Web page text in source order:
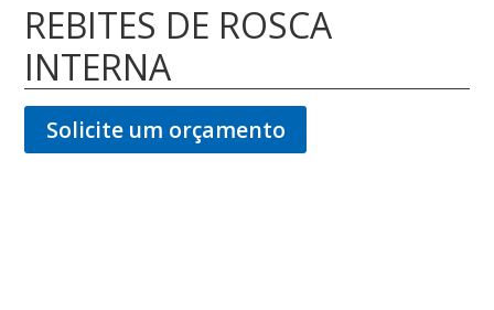
REBITES DE ROSCA
INTERNA
Solicite um orçamento